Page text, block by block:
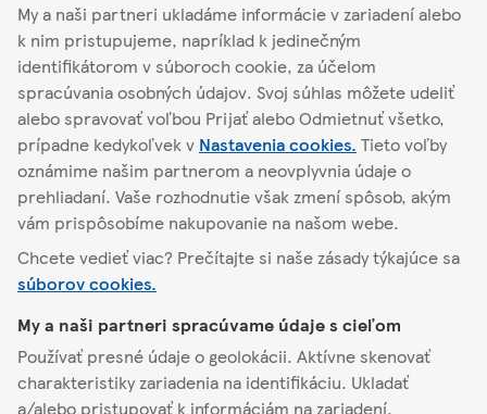
My a naši partneri ukladáme informácie v zariadení alebo
k nim pristupujeme, napríklad k jedinečným
identifikátorom v súboroch cookie, za účelom
spracúvania osobných údajov. Svoj súhlas môžete udeliť
alebo spravovať voľbou Prijať alebo Odmietnuť všetko,
prípadne kedykoľvek v Nastavenia cookies. Tieto voľby
oznámime našim partnerom a neovplyvnia údaje o
prehliadaní. Vaše rozhodnutie však zmení spôsob, akým
vám prispôsobíme nakupovanie na našom webe.
Chcete vedieť viac? Prečítajte si naše zásady týkajúce sa
súborov cookies.
My a naši partneri spracúvame údaje s cieľom
Používať presné údaje o geolokácii. Aktívne skenovať
charakteristiky zariadenia na identifikáciu. Ukladať
a/alebo pristupovať k informáciám na zariadení.
Podrobnosti o
obchode
Akciové ponuky
Nájsť iný obchod
Šamorín
O Tescu
Pomoc a kontakt